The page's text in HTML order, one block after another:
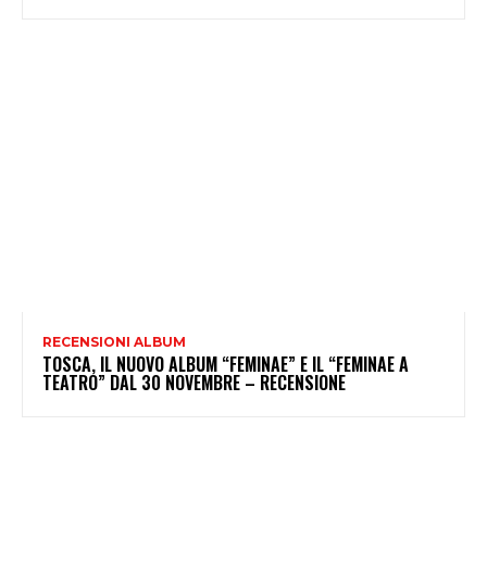
RECENSIONI ALBUM
TOSCA, IL NUOVO ALBUM “FEMINAE” E IL “FEMINAE A
TEATRO” DAL 30 NOVEMBRE – RECENSIONE